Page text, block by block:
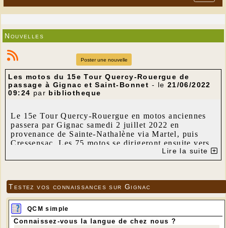
Nouvelles
Poster une nouvelle
Les motos du 15e Tour Quercy-Rouergue de
passage à Gignac et Saint-Bonnet - le 21/06/2022
09:24 par bibliotheque
Le 15e Tour Quercy-Rouergue en motos anciennes
passera par Gignac samedi 2 juillet 2022 en
provenance de Sainte-Nathalène via Martel, puis
Cressensac. Les 75 motos se dirigeront ensuite vers
Saint-Bonnet, Falsemoyer et Borrèze, avec arrivée à
Sainte-Nathalène. Trois circuits, à partir de Sainte-
km. Lors du 1er circuit, le vendredi 1er juillet, les
motocyclistes passeront à Chartrier, Estivals, puis
Nadaillac. Le dimanche il s’agira d’une boucle
autour de Sarlat. Cette concentration se déroulera
sans classement, temps imposé ou chronométrage.
Lire la suite
Testez vos connaissances sur Gignac
QCM simple
Connaissez-vous la langue de chez nous ?